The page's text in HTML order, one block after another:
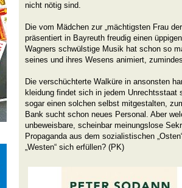
nicht nötig sind.
Die vom Mädchen zur „mächtigsten Frau
präsentiert in Bayreuth freudig einen
Wagners schwülstige Musik hat schon so
seines und ihres Wesens animiert,
Die verschüchterte Walküre in ansonsten
kleidung findet sich in jedem
sogar einen solchen selbst mitgestalten,
Bank sucht schon neues Personal. Aber
unbeweisbare, scheinbar meinungslose
Propaganda aus dem sozialistischen
„Westen“ sich erfüllen? (PK)